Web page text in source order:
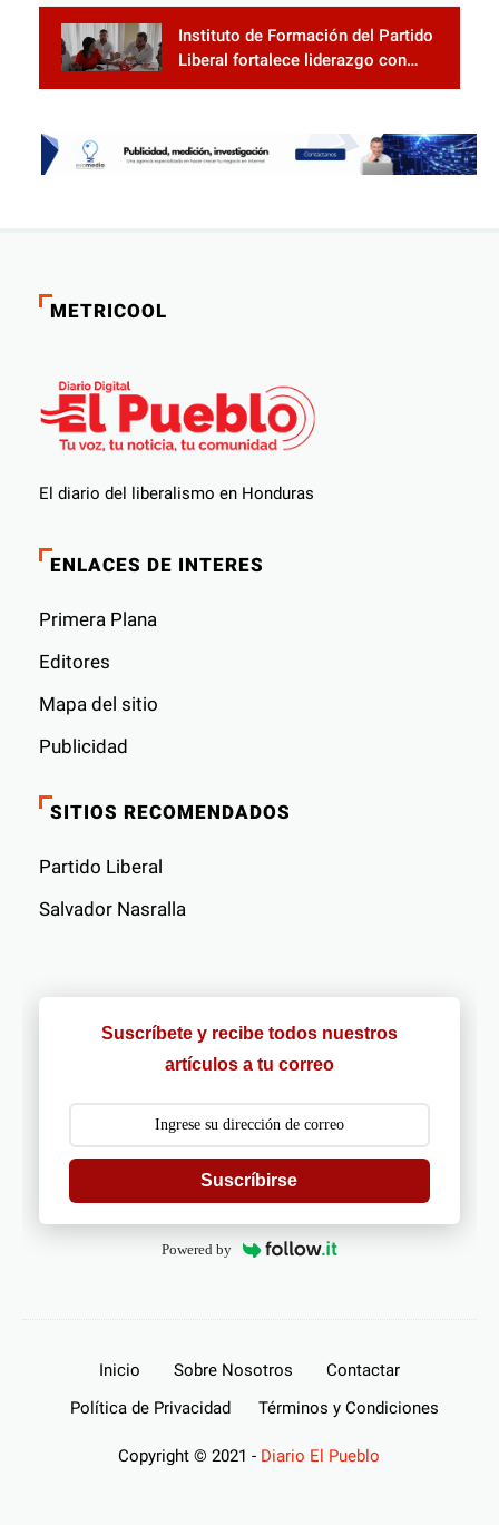
Instituto de Formación del Partido
Liberal fortalece liderazgo con
METRICOOL
El diario del liberalismo en Honduras
ENLACES DE INTERES
Primera Plana
Editores
Mapa del sitio
Publicidad
SITIOS RECOMENDADOS
Partido Liberal
Salvador Nasralla
Suscríbete y recibe todos nuestros
artículos a tu correo
Suscríbirse
Powered by
Inicio Sobre Nosotros
Contactar
Política de Privacidad
Términos y Condiciones
Copyright © 2021 - Diario El Pueblo